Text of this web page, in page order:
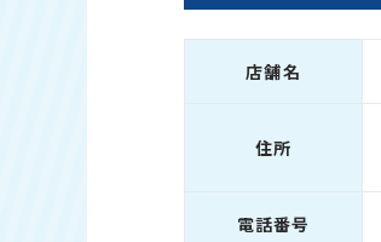
店舗名
住所
電話番号